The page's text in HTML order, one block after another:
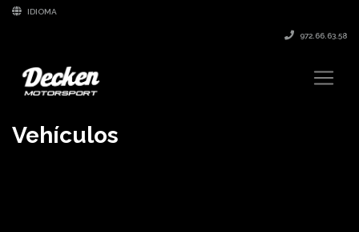
IDIOMA
972.66.63.58
Vehículos